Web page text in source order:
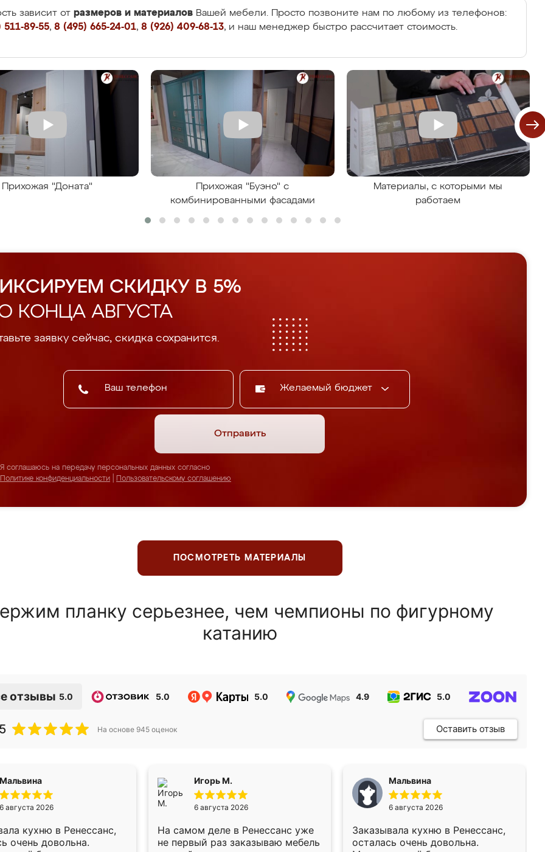
зависит от размеров и материалов Вашей мебели. Просто позвоните нам по любому из телефонов:
89-55, 8 (495) 665-24-01, 8 (926) 409-68-13, и наш менеджер быстро рассчитает стоимость.
Прихожая "Доната"
Прихожая "Буэно" с
комбинированными фасадами
Материалы, с которыми мы
работаем
СКИДКУ В 5%
КОНЦА АВГУСТА
заявку сейчас, скидка сохранится.
Желаемый бюджет
Отправить
Я соглашаюсь на передачу персональных данных согласно
Политике конфиденциальности
Пользовательскому соглашению
ПОСМОТРЕТЬ МАТЕРИАЛЫ
планку серьезнее, чем чемпионы по фигурному
катанию
отзывы 5.0 5.0 5.0 4.9 5.0
На основе 945 оценок Оставить отзыв
Мальвина
6 августа 2026
кухню в Ренессанс,
очень довольна.
Игорь М.
6 августа 2026
На самом деле в Ренессанс уже
не первый раз заказываю мебель
Мальвина
6 августа 2026
Заказывала кухню в Ренессанс,
осталась очень довольна.